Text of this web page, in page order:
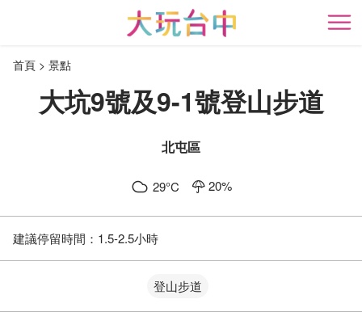
開
首頁 景點
大坑9號及9-1號登山步道
北屯區
29°C 20%
建議停留時間： 1.5-2.5小時
登山步道